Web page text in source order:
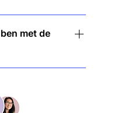
en u bent
ingewikkelde
met de
terug-garantie,